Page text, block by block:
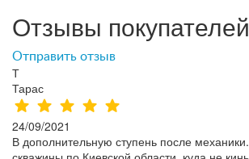
Отзывы покупателей
Отправить отзыв
Т
Тарас
24/09/2021
В дополнительную ступень после